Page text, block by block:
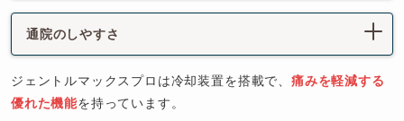
通院のしやすさ
ジェントルマックスプロは冷却装置を搭載で、 痛みを軽減する
優れた機能を持っています。